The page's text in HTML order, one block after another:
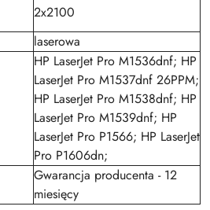
2x2100
laserowa
HP LaserJet Pro M1536dnf; HP
LaserJet Pro M1537dnf 26PPM;
HP LaserJet Pro M1538dnf; HP
LaserJet Pro M1539dnf; HP
LaserJet Pro P1566; HP LaserJet
Pro P1606dn;
Gwarancja producenta - 12
miesięcy